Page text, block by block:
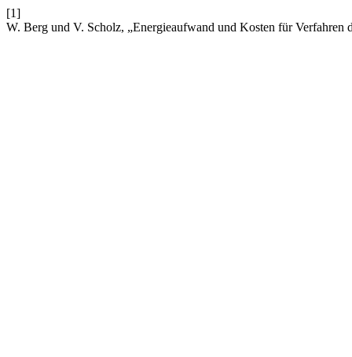
[1]
W. Berg und V. Scholz, „Energieaufwand und Kosten für Verfahren